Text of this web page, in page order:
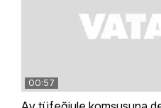
00:57